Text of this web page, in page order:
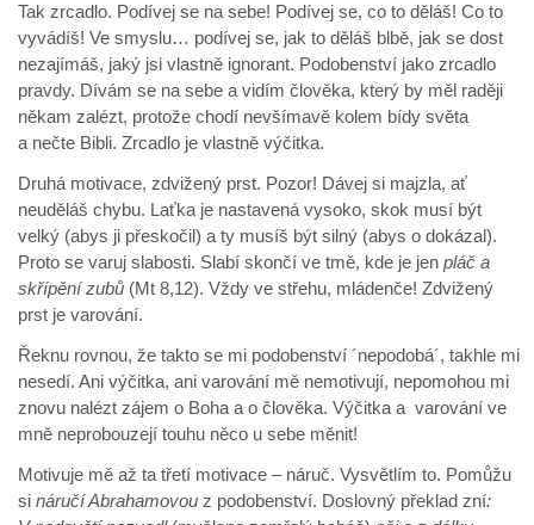
Tak zrcadlo. Podívej se na sebe! Podívej se, co to děláš! Co to
vyvádíš! Ve smyslu… podívej se, jak to děláš blbě, jak se dost
nezajímáš, jaký jsi vlastně ignorant. Podobenství jako zrcadlo
pravdy. Dívám se na sebe a vidím člověka, který by měl raději
někam zalézt, protože chodí nevšímavě kolem bídy světa
a nečte Bibli. Zrcadlo je vlastně výčitka.
Druhá motivace, zdvižený prst. Pozor! Dávej si majzla, ať
neuděláš chybu. Laťka je nastavená vysoko, skok musí být
velký (abys ji přeskočil) a ty musíš být silný (abys o dokázal).
Proto se varuj slabosti. Slabí skončí ve tmě, kde je jen pláč a
skřípění zubů (Mt 8,12). Vždy ve střehu, mládenče! Zdvižený
prst je varování.
Řeknu rovnou, že takto se mi podobenství ´nepodobá´, takhle mi
nesedí. Ani výčitka, ani varování mě nemotivují, nepomohou mi
znovu nalézt zájem o Boha a o člověka. Výčitka a varování ve
mně neprobouzejí touhu něco u sebe měnit!
Motivuje mě až ta třetí motivace – náruč. Vysvětlím to. Pomůžu
si náručí Abrahamovou z podobenství. Doslovný překlad zní: